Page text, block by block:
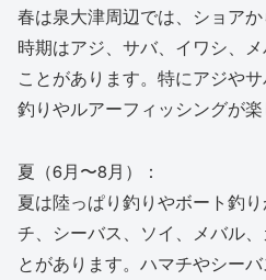
春は泉大津周辺では、ショア
時期はアジ、サバ、イワシ、
ことがあります。特にアジや
釣りやルアーフィッシングが楽
夏（6月〜8月）：
夏は陸っぱり釣りやボート釣
チ、シーバス、ソイ、メバル
とがあります。ハマチやシー